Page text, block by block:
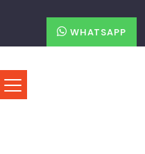
WHATSAPP